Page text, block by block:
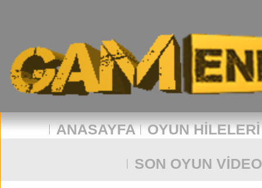
ANASAYFA OYUN HILELERI
SON OYUN